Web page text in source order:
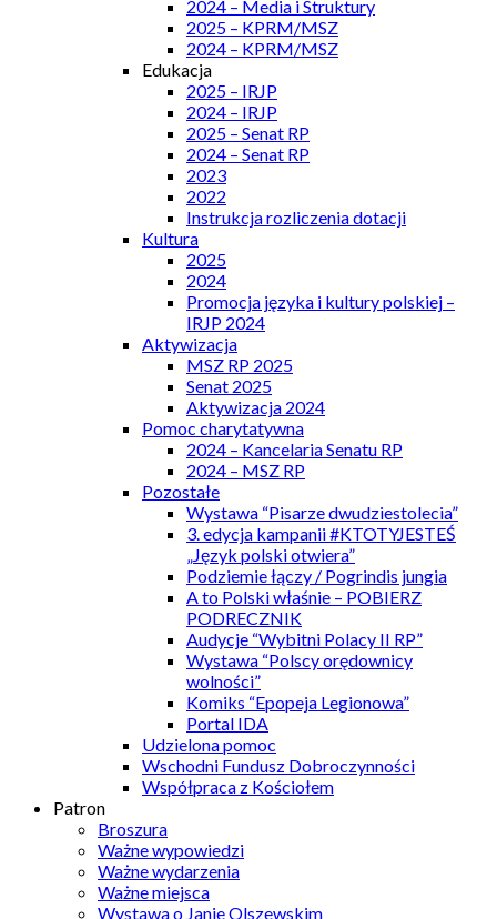
2024 – Media i Struktury
2025 – KPRM/MSZ
2024 – KPRM/MSZ
Edukacja
2025 – IRJP
2024 – IRJP
2025 – Senat RP
2024 – Senat RP
2023
2022
Instrukcja rozliczenia dotacji
Kultura
2025
2024
Promocja języka i kultury polskiej –
IRJP 2024
Aktywizacja
MSZ RP 2025
Senat 2025
Aktywizacja 2024
Pomoc charytatywna
2024 – Kancelaria Senatu RP
2024 – MSZ RP
Pozostałe
Wystawa “Pisarze dwudziestolecia”
3. edycja kampanii #KTOTYJESTEŚ
„Język polski otwiera”
Podziemie łączy / Pogrindis jungia
A to Polski właśnie – POBIERZ
PODRECZNIK
Audycje “Wybitni Polacy II RP”
Wystawa “Polscy orędownicy
wolności”
Komiks “Epopeja Legionowa”
Portal IDA
Udzielona pomoc
Wschodni Fundusz Dobroczynności
Współpraca z Kościołem
Patron
Broszura
Ważne wypowiedzi
Ważne wydarzenia
Ważne miejsca
Wystawa o Janie Olszewskim